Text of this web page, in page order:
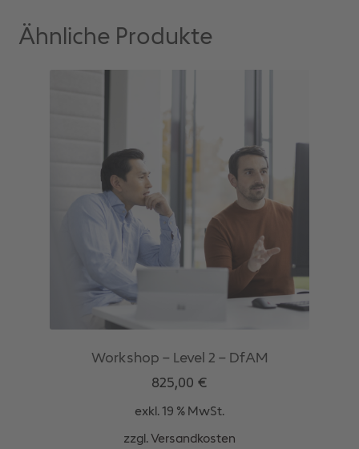
Ähnliche Produkte
Workshop – Level 2 – DfAM
825,00 €
exkl. 19 % MwSt.
zzgl.Versandkosten